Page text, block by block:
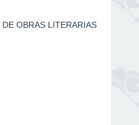
OBRAS LITERARIAS